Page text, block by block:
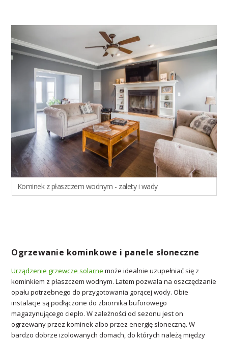
Kominek z płaszczem wodnym - zalety i wady
Ogrzewanie kominkowe i panele słoneczne
Urządzenie grzewcze solarne może idealnie uzupełniać się z
kominkiem z płaszczem wodnym. Latem pozwala na oszczędzanie
opału potrzebnego do przygotowania gorącej wody. Obie
instalacje są podłączone do zbiornika buforowego
magazynującego ciepło. W zależności od sezonu jest on
ogrzewany przez kominek albo przez energię słoneczną. W
bardzo dobrze izolowanych domach, do których należą między